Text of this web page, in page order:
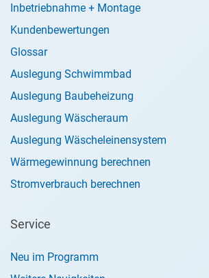
Inbetriebnahme + Montage
Kundenbewertungen
Glossar
Auslegung Schwimmbad
Auslegung Baubeheizung
Auslegung Wäscheraum
Auslegung Wäscheleinensystem
Wärmegewinnung berechnen
Stromverbrauch berechnen
Service
Neu im Programm